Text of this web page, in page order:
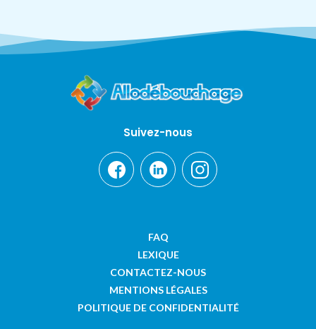
Suivez-nous
FAQ
LEXIQUE
CONTACTEZ-NOUS
MENTIONS LÉGALES
POLITIQUE DE CONFIDENTIALITÉ